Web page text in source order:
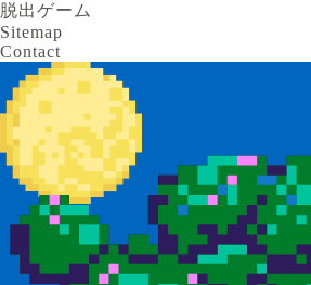
脱出ゲーム
Sitemap
Contact